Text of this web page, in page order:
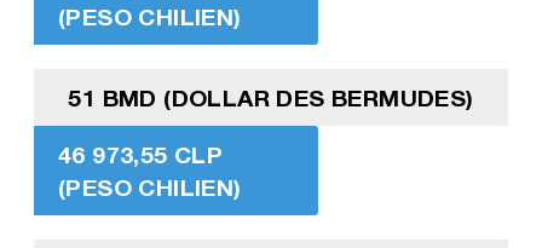
(PESO CHILIEN)
51 BMD (DOLLAR DES BERMUDES)
46 973,55 CLP
(PESO CHILIEN)